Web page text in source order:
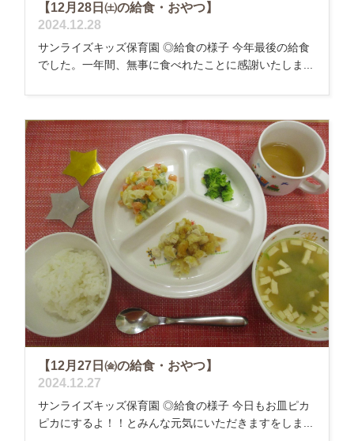
【12月28日㈯の給食・おやつ】
2024.12.28
サンライズキッズ保育園 ◎給食の様子 今年最後の給食
でした。一年間、無事に食べれたことに感謝いたしま...
【12月27日㈮の給食・おやつ】
2024.12.27
サンライズキッズ保育園 ◎給食の様子 今日もお皿ピカ
ピカにするよ！！とみんな元気にいただきますをしま...